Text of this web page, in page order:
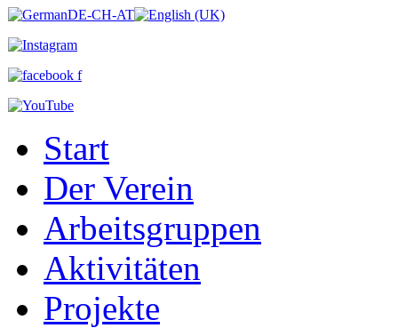
Start
Der Verein
Arbeitsgruppen
Aktivitäten
Projekte